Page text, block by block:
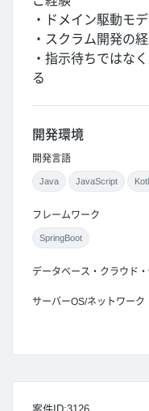
・ドメイン駆動モ
・スクラム開発の
・指示待ちではな
る
開発環境
開発言語
Java JavaScript
フレームワーク
SpringBoot
データベース・クラウド
サーバーOS/ネットワーク